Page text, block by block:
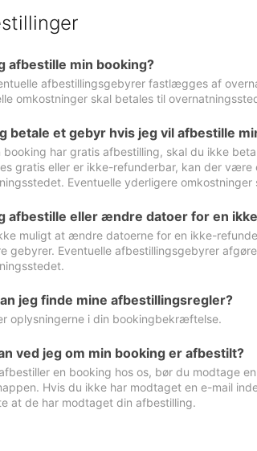
afbestille min booking?
afbestillingsgebyrer fastlægges af
omkostninger skal betales til
betale et gebyr hvis jeg vil afbestille
booking har gratis afbestilling, skal du ikke
gratis eller er ikke-refunderbar, kan der
Eventuelle yderligere
afbestille eller ændre datoer for en
muligt at ændre datoerne for en ikke-
gebyrer. Eventuelle afbestillingsgebyrer
jeg finde mine afbestillingsregler?
oplysningerne i din bookingbekræftelse.
ved jeg om min booking er afbestilt?
en booking hos os, bør du modtage
Hvis du ikke har modtaget en e-mail
at de har modtaget din afbestilling.